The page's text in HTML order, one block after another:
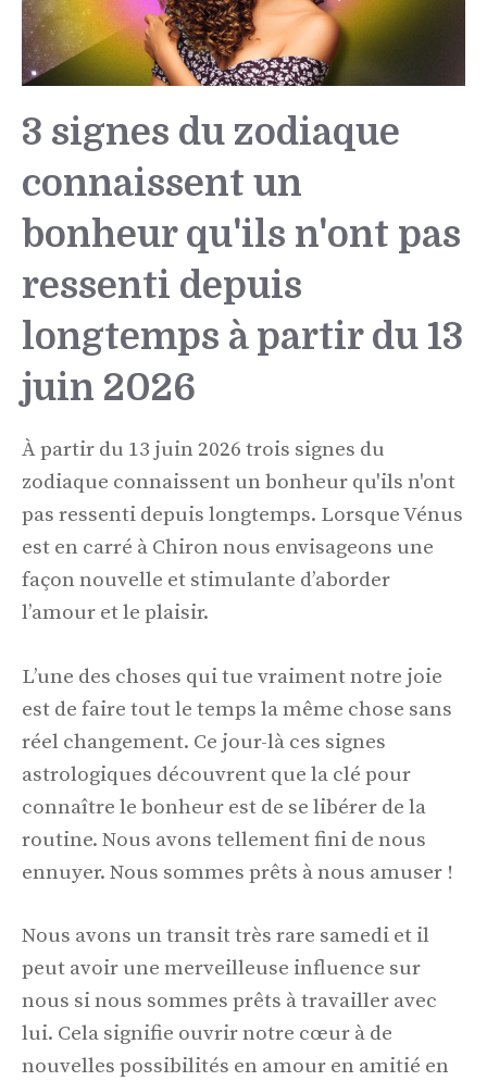
3 signes du zodiaque
connaissent un
bonheur qu'ils n'ont pas
ressenti depuis
longtemps à partir du 13
juin 2026
À partir du 13 juin 2026 trois signes du
zodiaque connaissent un bonheur qu'ils n'ont
pas ressenti depuis longtemps. Lorsque Vénus
est en carré à Chiron nous envisageons une
façon nouvelle et stimulante d’aborder
l’amour et le plaisir.
L’une des choses qui tue vraiment notre joie
est de faire tout le temps la même chose sans
réel changement. Ce jour-là ces signes
astrologiques découvrent que la clé pour
connaître le bonheur est de se libérer de la
routine. Nous avons tellement fini de nous
ennuyer. Nous sommes prêts à nous amuser !
Nous avons un transit très rare samedi et il
peut avoir une merveilleuse influence sur
nous si nous sommes prêts à travailler avec
lui. Cela signifie ouvrir notre cœur à de
nouvelles possibilités en amour en amitié en